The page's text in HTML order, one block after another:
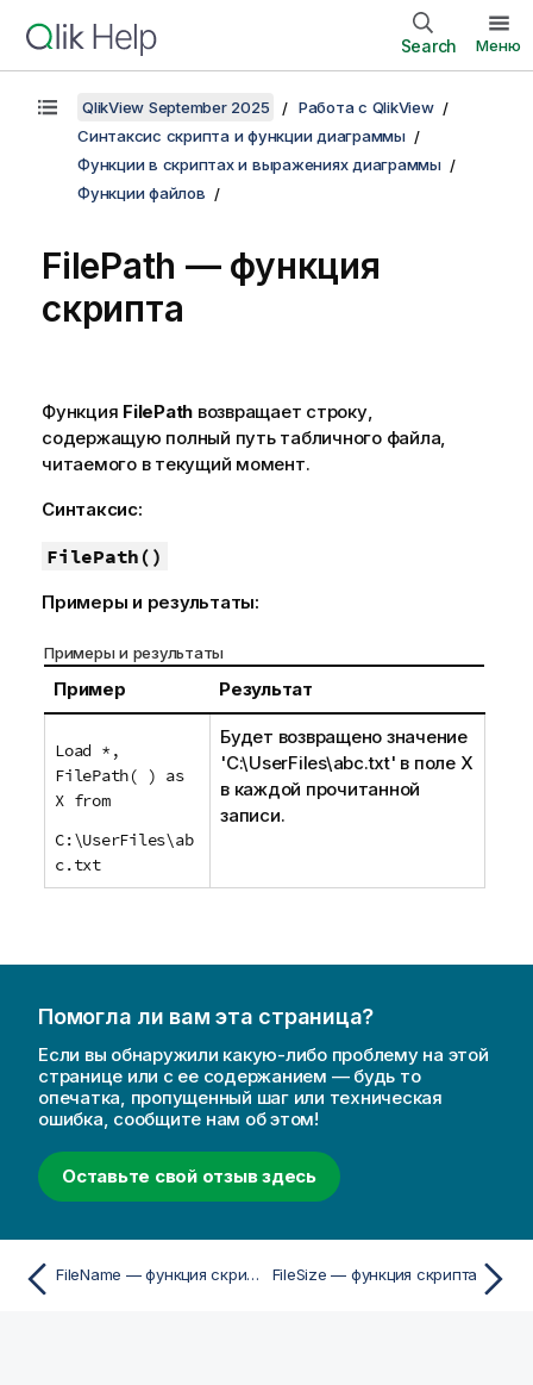
Search Меню
QlikView September 2025
Работа с QlikView
Синтаксис скрипта и функции диаграммы
Функции в скриптах и выражениях диаграммы
Функции файлов
FilePath — функция
скрипта
Функция FilePath возвращает строку,
содержащую полный путь табличного файла,
читаемого в текущий момент.
Синтаксис:
FilePath()
Примеры и результаты:
Примеры и результаты
Пример Результат
Load *,
FilePath( ) as
X from
C:\UserFiles\ab
c.txt
Будет возвращено значение
'C:\UserFiles\abc.txt' в поле X
в каждой прочитанной
записи.
Помогла ли вам эта страница?
Если вы обнаружили какую-либо проблему на этой
странице или с ее содержанием — будь то
опечатка, пропущенный шаг или техническая
ошибка, сообщите нам об этом!
Оставьте свой отзыв здесь
FileName — функция скрипта FileSize — функция скрипта